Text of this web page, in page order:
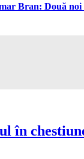
Bran: Două
în